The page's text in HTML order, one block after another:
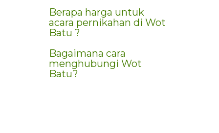
Berapa harga untuk
acara pernikahan di Wot
Batu ?
Bagaimana cara
menghubungi Wot
Batu?